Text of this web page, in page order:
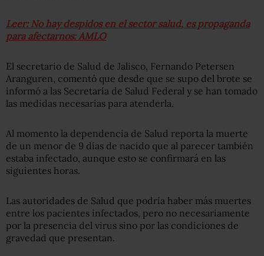
Leer: No hay despidos en el sector salud, es propaganda
para afectarnos: AMLO
El secretario de Salud de Jalisco, Fernando Petersen
Aranguren, comentó que desde que se supo del brote se
informó a las Secretaría de Salud Federal y se han tomado
las medidas necesarias para atenderla.
Al momento la dependencia de Salud reporta la muerte
de un menor de 9 días de nacido que al parecer también
estaba infectado, aunque esto se confirmará en las
siguientes horas.
Las autoridades de Salud que podría haber más muertes
entre los pacientes infectados, pero no necesariamente
por la presencia del virus sino por las condiciones de
gravedad que presentan.